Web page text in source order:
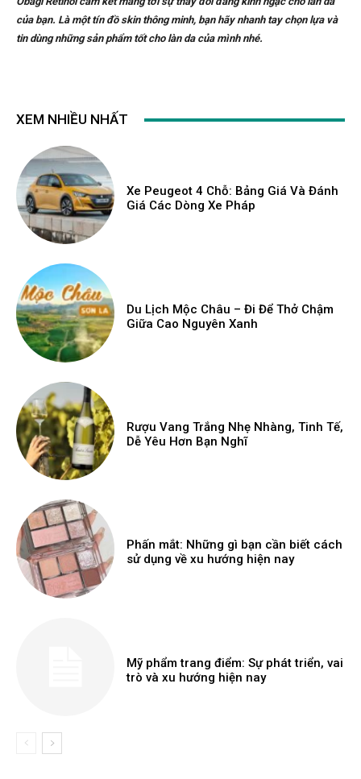
của bạn. Là một tín đồ skin thông minh, bạn hãy nhanh tay chọn lựa và
tin dùng những sản phẩm tốt cho làn da của mình nhé.
XEM NHIỀU NHẤT
Xe Peugeot 4 Chỗ: Bảng Giá Và Đánh
Giá Các Dòng Xe Pháp
Du Lịch Mộc Châu – Đi Để Thở Chậm
Giữa Cao Nguyên Xanh
Rượu Vang Trắng Nhẹ Nhàng, Tinh Tế,
Dễ Yêu Hơn Bạn Nghĩ
Phấn mắt: Những gì bạn cần biết cách
sử dụng về xu hướng hiện nay
Mỹ phẩm trang điểm: Sự phát triển, vai
trò và xu hướng hiện nay